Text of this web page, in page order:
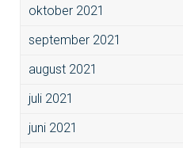
oktober 2021
september 2021
august 2021
juli 2021
juni 2021